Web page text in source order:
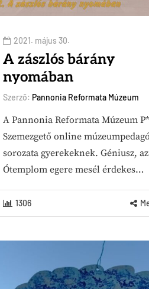
2021. május 30.
A zászlós bárány
nyomában
Szerző: Pannonia Reformata Múzeum
A Pannonia Reformata Múzeum
Szemezgető online
sorozata gyerekeknek. Géniusz, az
Ótemplom egere mesél érdekes…
1306